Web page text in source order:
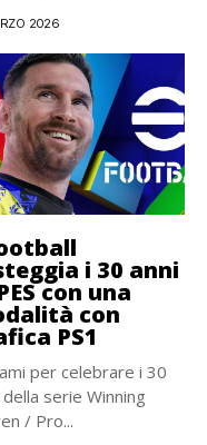
2026
i 30 anni
con una
con
PS1
per celebrare i 30
della serie Winning
/ Pro...